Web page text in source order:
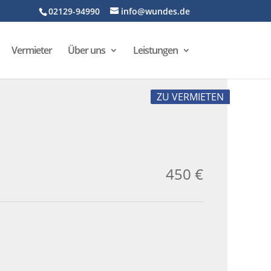
02129-94990 info@wundes.de
Vermieter Über uns Leistungen
ZU VERMIETEN
450 €